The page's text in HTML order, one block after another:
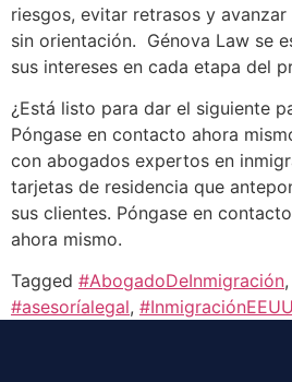
riesgos, evitar retrasos y
sin orientación. Génova Law se
sus intereses en cada etapa del
¿Está listo para dar el siguiente
Póngase en contacto ahora
con abogados expertos en
tarjetas de residencia que
sus clientes. Póngase en
ahora mismo.
Tagged #AbogadoDeInmigración,
#asesoríalegal, #InmigraciónEEUU